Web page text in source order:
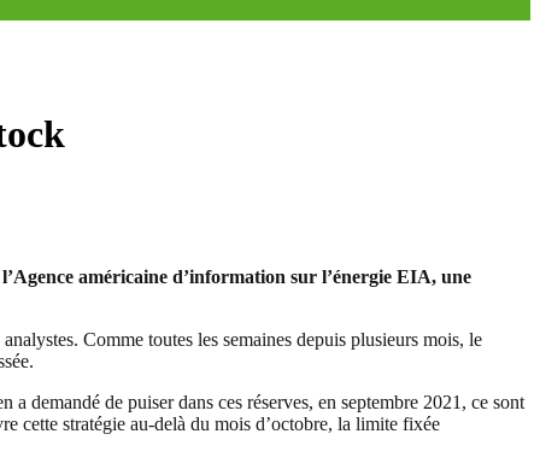
américaine d’information sur l’énergie EIA, une
Comme toutes les semaines depuis plusieurs mois, le
demandé de puiser dans ces réserves, en septembre 2021, ce sont
cette stratégie au-delà du mois d’octobre, la limite fixée